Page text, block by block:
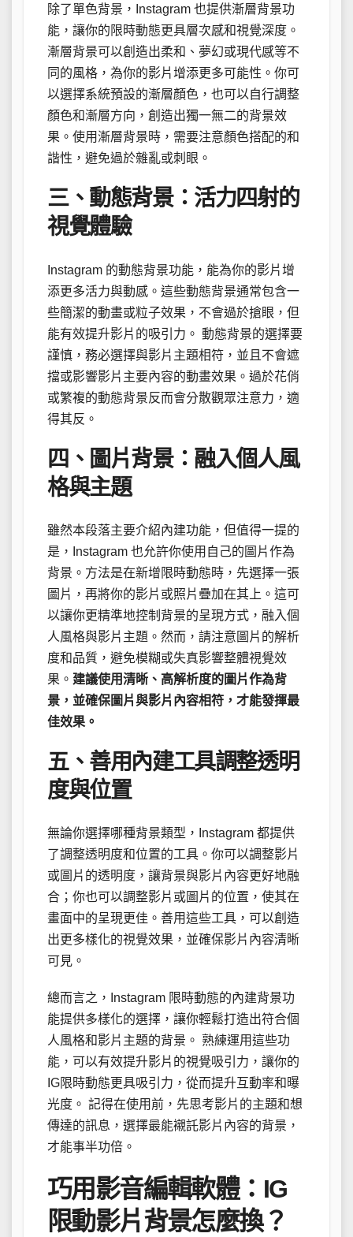
除了單色背景，Instagram 也提供漸層背景功
能，讓你的限時動態更具層次感和視覺深度。
漸層背景可以創造出柔和、夢幻或現代感等不
同的風格，為你的影片增添更多可能性。你可
以選擇系統預設的漸層顏色，也可以自行調整
顏色和漸層方向，創造出獨一無二的背景效
果。使用漸層背景時，需要注意顏色搭配的和
諧性，避免過於雜亂或刺眼。
三、動態背景：活力四射的
視覺體驗
Instagram 的動態背景功能，能為你的影片增
添更多活力與動感。這些動態背景通常包含一
些簡潔的動畫或粒子效果，不會過於搶眼，但
能有效提升影片的吸引力。 動態背景的選擇要
謹慎，務必選擇與影片主題相符，並且不會遮
擋或影響影片主要內容的動畫效果。過於花俏
或繁複的動態背景反而會分散觀眾注意力，適
得其反。
四、圖片背景：融入個人風
格與主題
雖然本段落主要介紹內建功能，但值得一提的
是，Instagram 也允許你使用自己的圖片作為
背景。方法是在新增限時動態時，先選擇一張
圖片，再將你的影片或照片疊加在其上。這可
以讓你更精準地控制背景的呈現方式，融入個
人風格與影片主題。然而，請注意圖片的解析
度和品質，避免模糊或失真影響整體視覺效
果。 建議使用清晰、高解析度的圖片作為背
景，並確保圖片與影片內容相符，才能發揮最
佳效果。
五、善用內建工具調整透明
度與位置
無論你選擇哪種背景類型，Instagram 都提供
了調整透明度和位置的工具。你可以調整影片
或圖片的透明度，讓背景與影片內容更好地融
合；你也可以調整影片或圖片的位置，使其在
畫面中的呈現更佳。善用這些工具，可以創造
出更多樣化的視覺效果，並確保影片內容清晰
可見。
總而言之，Instagram 限時動態的內建背景功
能提供多樣化的選擇，讓你輕鬆打造出符合個
人風格和影片主題的背景。 熟練運用這些功
能，可以有效提升影片的視覺吸引力，讓你的
IG限時動態更具吸引力，從而提升互動率和曝
光度。 記得在使用前，先思考影片的主題和想
傳達的訊息，選擇最能襯託影片內容的背景，
才能事半功倍。
巧用影音編輯軟體：IG
限動影片背景怎麼換？